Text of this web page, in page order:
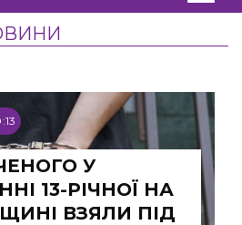
У
13-РІЧНОЇ НА
ВЗЯЛИ ПІД